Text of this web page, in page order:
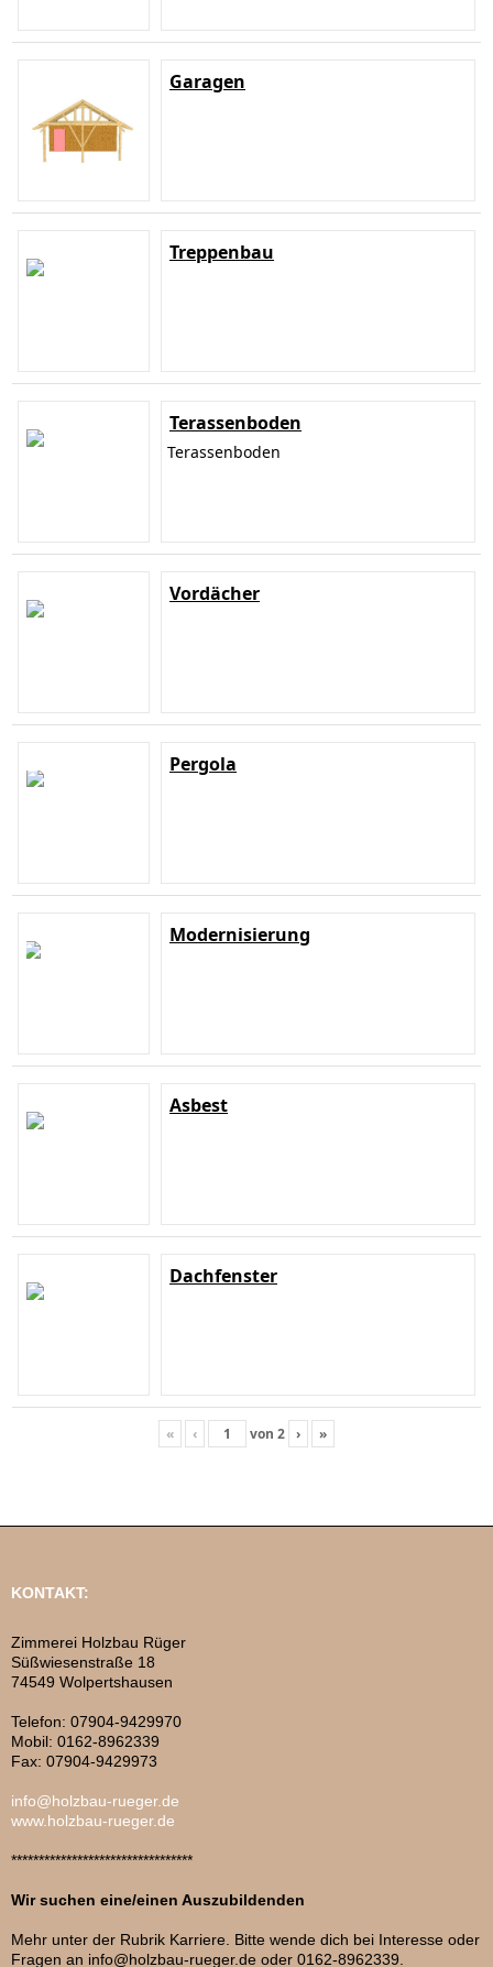
Garagen
Treppenbau
Terassenboden
Terassenboden
Vordächer
Pergola
Modernisierung
Asbest
Dachfenster
« ‹ von 2 › »
KONTAKT:
Zimmerei Holzbau Rüger
Süßwiesenstraße 18
74549 Wolpertshausen
Telefon: 07904-9429970
Mobil: 0162-8962339
Fax: 07904-9429973
info@holzbau-rueger.de
www.holzbau-rueger.de
*********************************
Wir suchen eine/einen Auszubildenden
Mehr unter der Rubrik Karriere. Bitte wende dich bei Interesse oder
Fragen an info@holzbau-rueger.de oder 0162-8962339.